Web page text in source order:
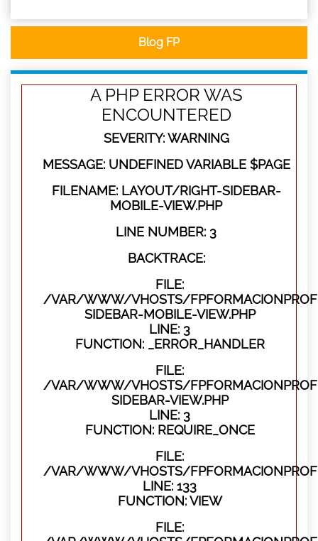
Blog FP
A PHP ERROR WAS
ENCOUNTERED
SEVERITY: WARNING
MESSAGE: UNDEFINED VARIABLE $PAGE
FILENAME: LAYOUT/RIGHT-SIDEBAR-
MOBILE-VIEW.PHP
LINE NUMBER: 3
BACKTRACE:
FILE:
/VAR/WWW/VHOSTS/
SIDEBAR-MOBILE-VIEW.PHP
LINE: 3
FUNCTION: _ERROR_HANDLER
FILE:
/VAR/WWW/VHOSTS/
SIDEBAR-VIEW.PHP
LINE: 3
FUNCTION: REQUIRE_ONCE
FILE:
/VAR/WWW/VHOSTS/
LINE: 133
FUNCTION: VIEW
FILE: